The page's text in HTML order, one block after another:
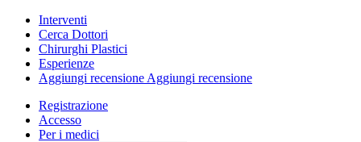
Interventi
Cerca Dottori
Chirurghi Plastici
Esperienze
Aggiungi recensione Aggiungi recensione
Registrazione
Accesso
Per i medici